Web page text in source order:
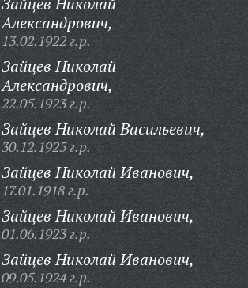
Александрович,
13.02.1922 г.р.
Зайцев Николай
Александрович,
22.05.1923 г.р.
Зайцев Николай Васильевич,
30.12.1925 г.р.
Зайцев Николай Иванович,
17.01.1918 г.р.
Зайцев Николай Иванович,
01.06.1923 г.р.
Зайцев Николай Иванович,
09.05.1924 г.р.